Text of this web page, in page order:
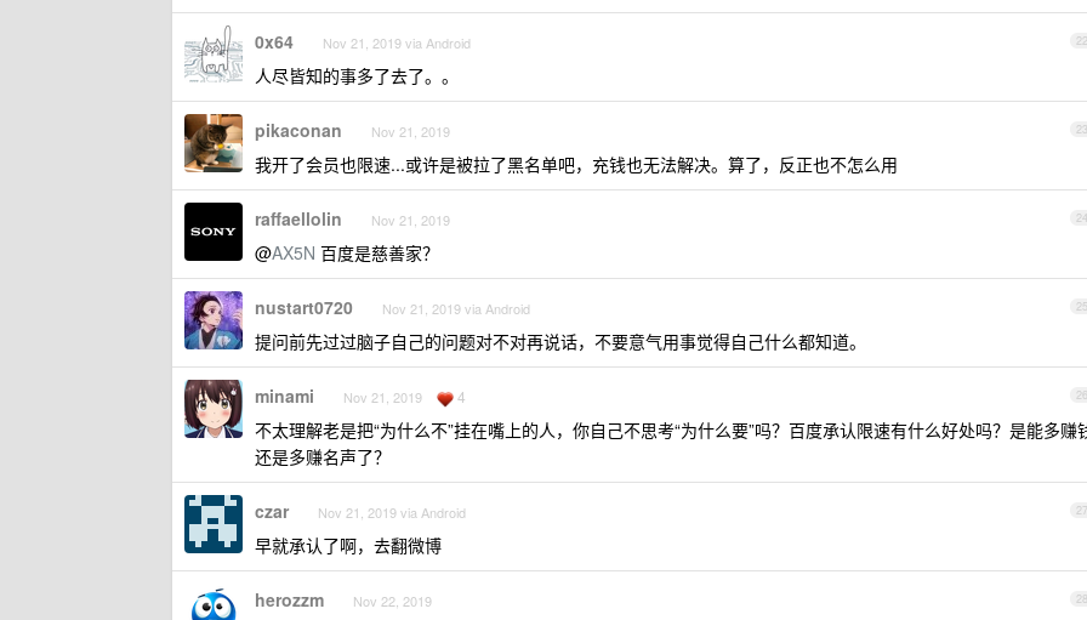
22
0x64 Nov 21, 2019 via Android
人尽皆知的事多了去了。。
23
pikaconan Nov 21, 2019
我开了会员也限速...或许是被拉了黑名单吧，充钱也无法解决。算了，反正也不怎么用
24
raffaellolin Nov 21, 2019
@AX5N 百度是慈善家？
25
nustart0720 Nov 21, 2019 via Android
提问前先过过脑子自己的问题对不对再说话，不要意气用事觉得自己什么都知道。
26
minami Nov 21, 2019 4
不太理解老是把“为什么不”挂在嘴上的人，你自己不思考“为什么要”吗？百度承认限速有什么好处吗？是能多赚
还是多赚名声了？
27
czar Nov 21, 2019 via Android
早就承认了啊，去翻微博
28
herozzm Nov 22, 2019